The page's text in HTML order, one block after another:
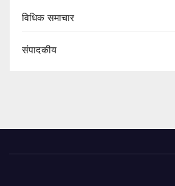
विधिक समाचार
संपादकीय